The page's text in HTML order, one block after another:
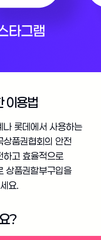
이용법
나 롯데에서 사용하는
품권협회의 안전
하고 효율적으로
상품권할부구입을
요.
?